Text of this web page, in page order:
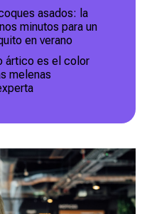
asados: la
minutos para un
en verano
ártico es el color
melenas